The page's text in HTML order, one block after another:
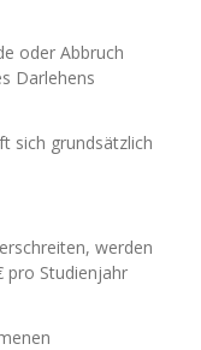
oder Abbruch
Darlehens
sich grundsätzlich
werden
pro Studienjahr